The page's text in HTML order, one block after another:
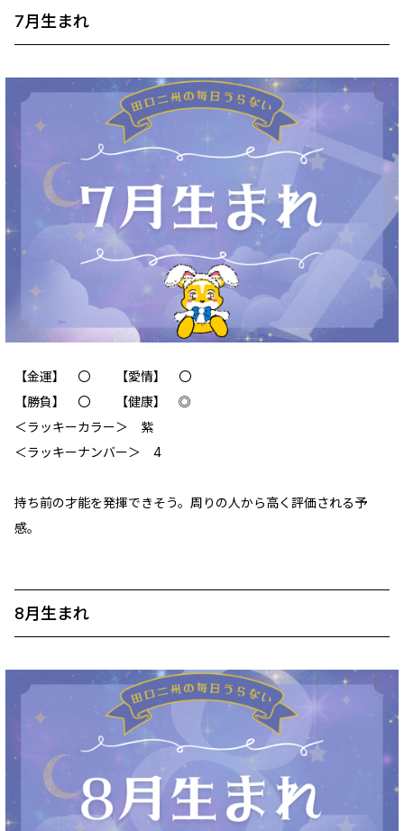
7月生まれ
【金運】 〇 【愛情】 〇
【勝負】 〇 【健康】 ◎
＜ラッキーカラー＞ 紫
＜ラッキーナンバー＞ 4
持ち前の才能を発揮できそう。周りの人から高く評価される予
感。
8月生まれ